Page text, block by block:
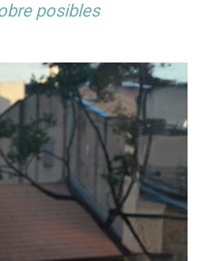
posibles